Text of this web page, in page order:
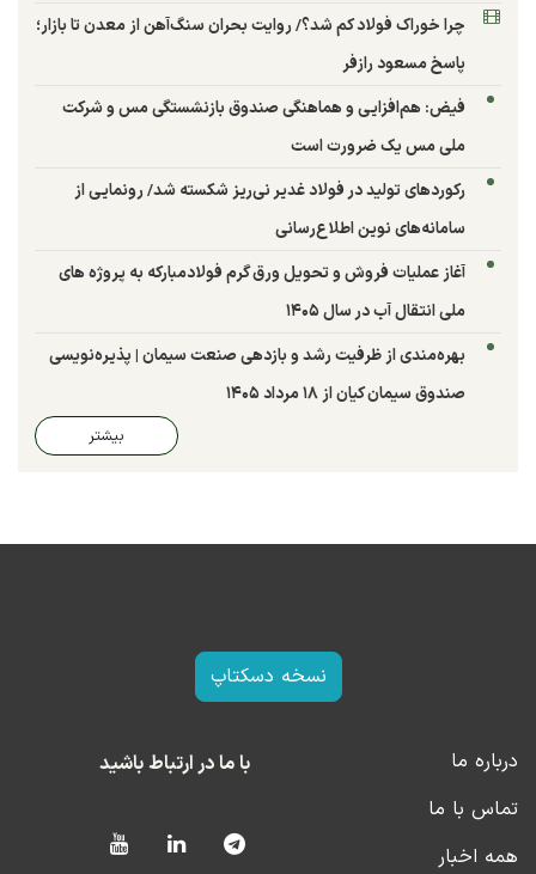
چرا خوراک فولاد کم شد؟/ روایت بحران سنگ‌آهن از معدن تا بازار؛
پاسخ مسعود رازفر
فیض: هم‌افزایی و هماهنگی صندوق بازنشستگی مس و شرکت
ملی مس یک ضرورت است
رکوردهای تولید در فولاد غدیر نی‌ریز شکسته شد/ رونمایی از
سامانه‌های نوین اطلاع‌رسانی
آغاز عملیات فروش و تحویل ورق گرم فولادمبارکه به پروژه های
ملی انتقال آب در سال ۱۴۰۵
بهره‌مندی از ظرفیت رشد و بازدهی صنعت سیمان | پذیره‌نویسی
صندوق سیمان کیان از ۱۸ مرداد ۱۴۰۵
بیشتر
نسخه دسکتاپ
درباره ما
تماس با ما
همه اخبار
با ما در ارتباط باشید